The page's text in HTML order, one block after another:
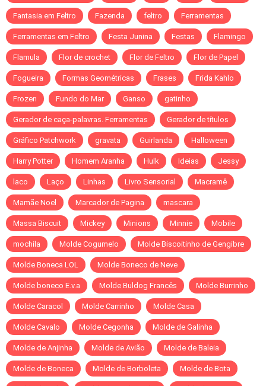
Fantasia em Feltro Fazenda feltro Ferramentas
Ferramentas em Feltro Festa Junina Festas Flamingo
Flamula Flor de crochet Flor de Feltro Flor de Papel
Fogueira Formas Geométricas Frases Frida Kahlo
Frozen Fundo do Mar Ganso gatinho
Gerador de caça-palavras. Ferramentas Gerador de títulos
Gráfico Patchwork gravata Guirlanda Halloween
Harry Potter Homem Aranha Hulk Ideias Jessy
laco Laço Linhas Livro Sensorial Macramê
Mamãe Noel Marcador de Pagina mascara
Massa Biscuit Mickey Minions Minnie Mobile
mochila Molde Cogumelo Molde Biscoitinho de Gengibre
Molde Boneca LOL Molde Boneco de Neve
Molde boneco E.v.a Molde Buldog Francês Molde Burrinho
Molde Caracol Molde Carrinho Molde Casa
Molde Cavalo Molde Cegonha Molde de Galinha
Molde de Anjinha Molde de Avião Molde de Baleia
Molde de Boneca Molde de Borboleta Molde de Bota